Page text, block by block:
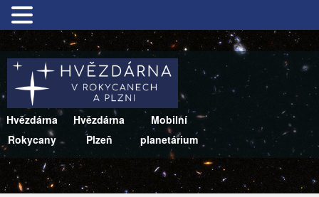
Hvězdárna
Rokycany
Hvězdárna
Plzeň
Mobilní
planetárium